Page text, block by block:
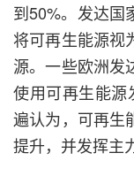
到50%。发达国
将可再生能源视
源。一些欧洲发
使用可再生能源
遍认为，可再生
提升，并发挥主